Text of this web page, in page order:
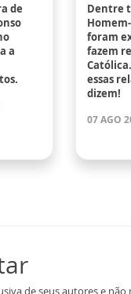
de
a
Dentre
foram
fazem
essas
dizem!
07 AGO
de seus autores e